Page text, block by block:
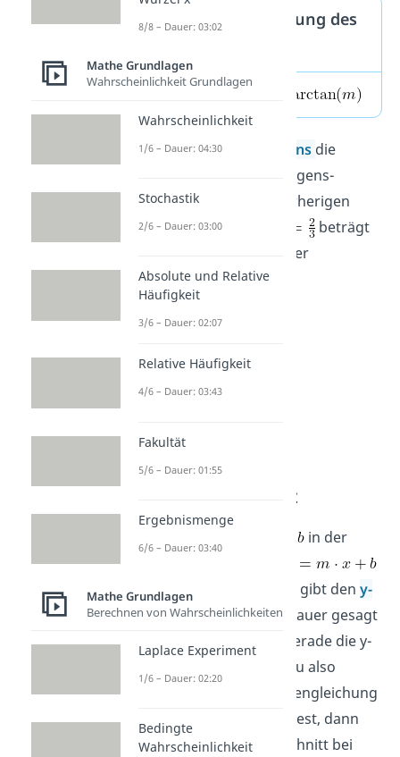
Formel zur Berechnung des
und
Dabei ist derArcustangens die
der Tangens-
Funktion. In unserem vorherigen
Beispiel mit Steigung
beträgt
der Steigungswinkel daher
y-Achsenabschnitt
in der
genauer untersuchen. Es gibt den y-
Achsenabschnittan, genauer gesagt
den Punkt, an dem die Gerade die y-
Achse schneidet. Wenn du also
beispielsweise die Geradengleichung
betrachtest, dann
hat sie den y-Achsenabschnitt bei
8/8 – Dauer: 03:02
Mathe Grundlagen
Wahrscheinlichkeit Grundlagen
Wahrscheinlichkeit
1/6 – Dauer: 04:30
Stochastik
2/6 – Dauer: 03:00
Absolute und Relative
Häufigkeit
3/6 – Dauer: 02:07
Relative Häufigkeit
4/6 – Dauer: 03:43
Fakultät
5/6 – Dauer: 01:55
Ergebnismenge
6/6 – Dauer: 03:40
Mathe Grundlagen
Berechnen von Wahrscheinlichkeiten
Laplace Experiment
1/6 – Dauer: 02:20
Bedingte
Wahrscheinlichkeit